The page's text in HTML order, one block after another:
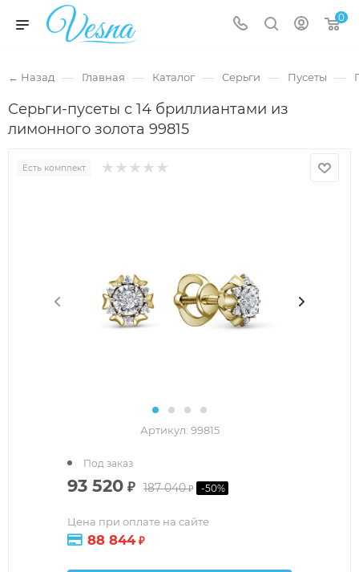
0
← Назад — Главная — Каталог — Серьги — Пусеты —
Серьги-пусеты с 14 бриллиантами из
лимонного золота 99815
Есть комплект
Артикул: 99815
93 520 ₽ 187 040₽ -50%
Цена при оплате на сайте
88 844₽
Под заказ